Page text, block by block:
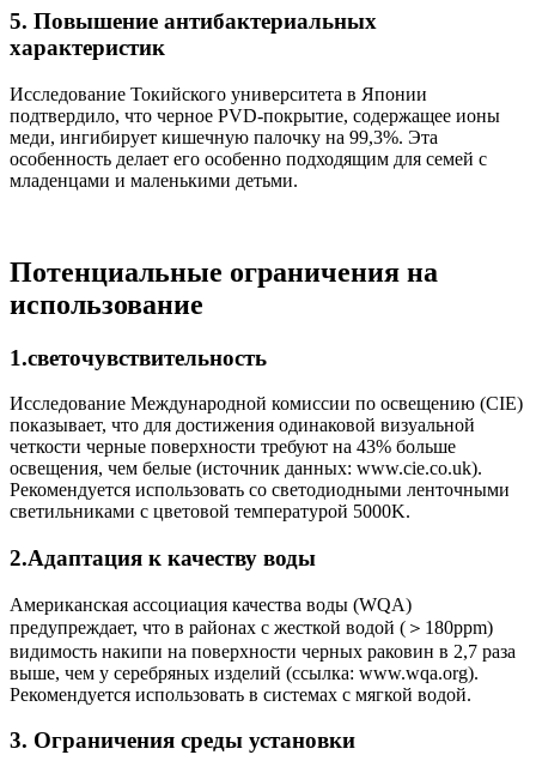
5. Повышение антибактериальных
характеристик
Исследование Токийского университета в Японии
подтвердило, что черное PVD-покрытие, содержащее ионы
меди, ингибирует кишечную палочку на 99,3%. Эта
особенность делает его особенно подходящим для семей с
младенцами и маленькими детьми.
Потенциальные ограничения на
использование
1.светочувствительность
Исследование Международной комиссии по освещению (CIE)
показывает, что для достижения одинаковой визуальной
четкости черные поверхности требуют на 43% больше
освещения, чем белые (источник данных: www.cie.co.uk).
Рекомендуется использовать со светодиодными ленточными
светильниками с цветовой температурой 5000K.
2.Адаптация к качеству воды
Американская ассоциация качества воды (WQA)
предупреждает, что в районах с жесткой водой (＞180ppm)
видимость накипи на поверхности черных раковин в 2,7 раза
выше, чем у серебряных изделий (ссылка: www.wqa.org).
Рекомендуется использовать в системах с мягкой водой.
3. Ограничения среды установки